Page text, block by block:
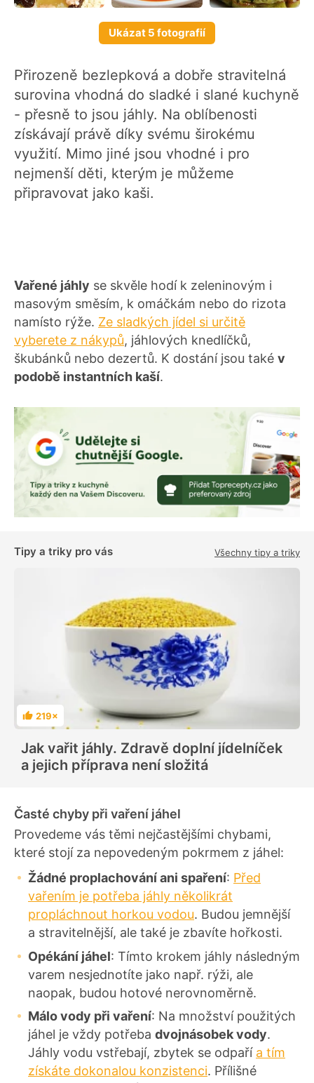
Ukázat 5 fotografií
Přirozeně bezlepková a dobře stravitelná
surovina vhodná do sladké i slané kuchyně
- přesně to jsou jáhly. Na oblíbenosti
získávají právě díky svému širokému
využití. Mimo jiné jsou vhodné i pro
nejmenší děti, kterým je můžeme
připravovat jako kaši.
Vařené jáhly se skvěle hodí k zeleninovým i
masovým směsím, k omáčkám nebo do rizota
namísto rýže. Ze sladkých jídel si určitě
vyberete z nákypů, jáhlových knedlíčků,
škubánků nebo dezertů. K dostání jsou také v
podobě instantních kaší.
Tipy a triky pro vás Všechny tipy a triky
H
o
n
o
c
e
219×
Jak vařit jáhly. Zdravě doplní jídelníček
a jejich příprava není složitá
Časté chyby při vaření jáhel
Provedeme vás těmi nejčastějšími chybami,
které stojí za nepovedeným pokrmem z jáhel:
Žádné proplachování ani spaření: Před
vařením je potřeba jáhly několikrát
propláchnout horkou vodou. Budou jemnější
a stravitelnější, ale také je zbavíte hořkosti.
Opékání jáhel: Tímto krokem jáhly následným
varem nesjednotíte jako např. rýži, ale
naopak, budou hotové nerovnoměrně.
Málo vody při vaření: Na množství použitých
jáhel je vždy potřeba dvojnásobek vody.
Jáhly vodu vstřebají, zbytek se odpaří a tím
získáte dokonalou konzistenci. Přílišné